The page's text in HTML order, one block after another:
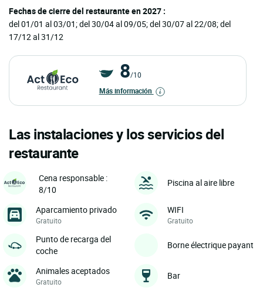
Fechas de cierre del restaurante en 2027 :
del 01/01 al 03/01; del 30/04 al 09/05; del 30/07 al 22/08; del
17/12 al 31/12
8/10
Más información
Las instalaciones y los servicios del
restaurante
Cena responsable :
8/10
Piscina al aire libre
Aparcamiento privado
Gratuito
WIFI
Gratuito
Punto de recarga del
coche
Borne électrique payant
Animales aceptados
Gratuito
Bar